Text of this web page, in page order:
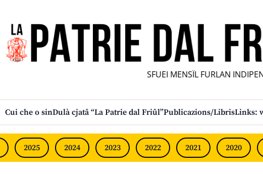
SFUEI MENSÎL FURLAN
Cui che o sinDulà cjatâ “La Patrie dal Friûl”Publicazions/LibrisLinks:
2025 2024 2023 2022 2021 2020